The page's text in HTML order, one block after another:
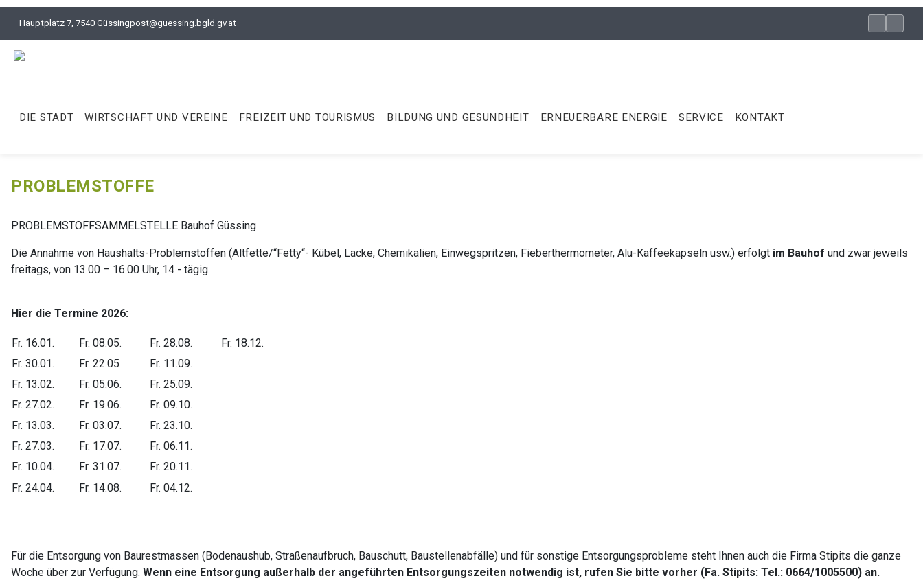
Hauptplatz 7, 7540 Güssingpost@guessing.bgld.gv.at
DIE STADT WIRTSCHAFT UND VEREINE FREIZEIT UND TOURISMUS BILDUNG UND GESUNDHEIT ERNEUERBARE ENERGIE SERVICE KONTAKT
PROBLEMSTOFFE
PROBLEMSTOFFSAMMELSTELLE Bauhof Güssing
Die Annahme von Haushalts-Problemstoffen (Altfette/“Fetty“- Kübel, Lacke, Chemikalien, Einwegspritzen, Fieberthermometer, Alu-Kaffeekapseln usw.) erfolgt im Bauhof und zwar jeweils
freitags, von 13.00 – 16.00 Uhr, 14 - tägig.
Hier die Termine 2026:
Fr. 16.01. Fr. 08.05. Fr. 28.08.
Fr. 18.12.
Fr. 30.01.
Fr. 22.05
Fr. 11.09.
Fr. 13.02.
Fr. 05.06.
Fr. 25.09.
Fr. 27.02.
Fr. 19.06.
Fr. 09.10.
Fr. 13.03.
Fr. 03.07.
Fr. 23.10.
Fr. 27.03.
Fr. 17.07.
Fr. 06.11.
Fr. 10.04.
Fr. 31.07.
Fr. 20.11.
Fr. 24.04.
Fr. 14.08. Fr. 04.12.
Für die Entsorgung von Baurestmassen (Bodenaushub, Straßenaufbruch, Bauschutt, Baustellenabfälle) und für sonstige Entsorgungsprobleme steht Ihnen auch die Firma Stipits die ganze
Woche über zur Verfügung. Wenn eine Entsorgung außerhalb der angeführten Entsorgungszeiten notwendig ist, rufen Sie bitte vorher (Fa. Stipits: Tel.: 0664/1005500) an.